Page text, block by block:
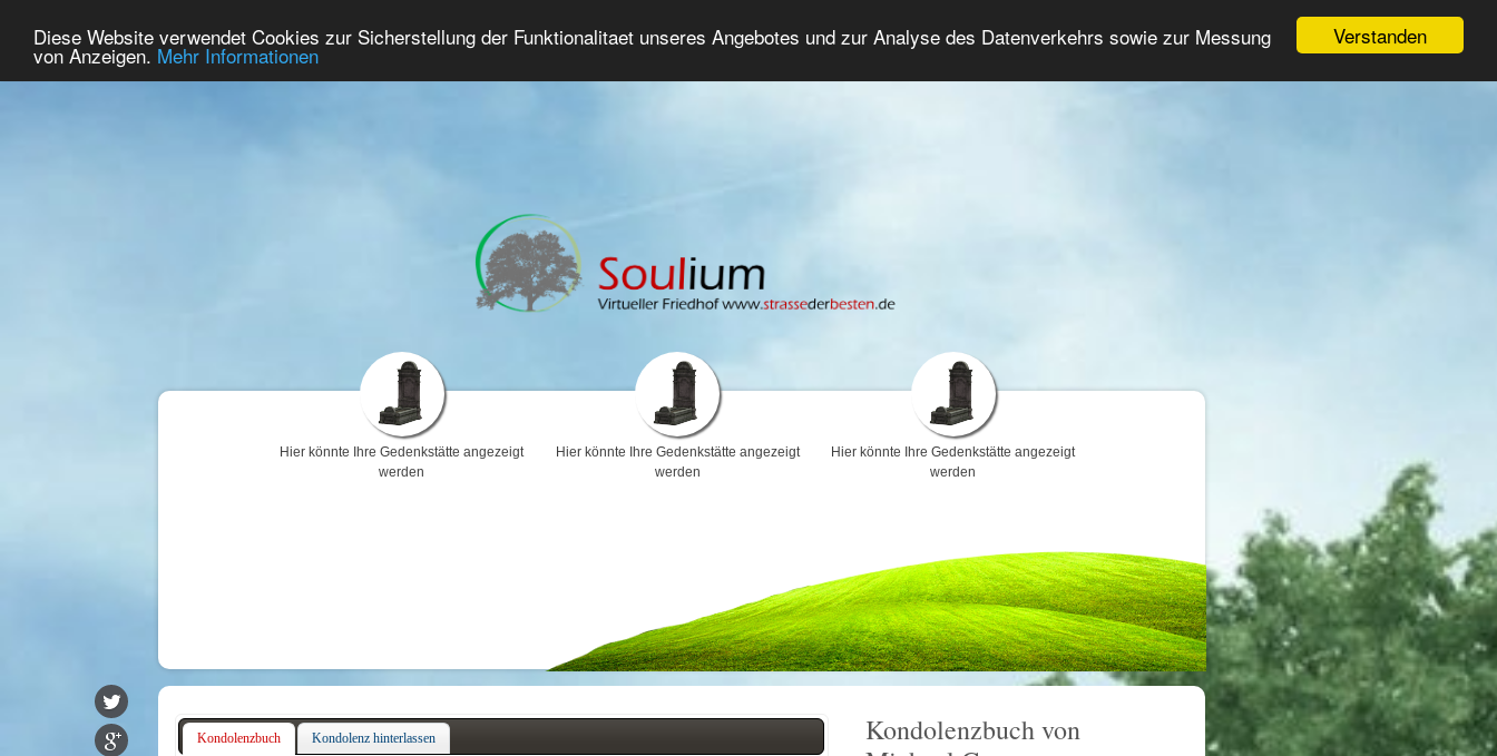
Verstanden
Diese Website verwendet Cookies zur Sicherstellung der Funktionalitaet unseres Angebotes und zur Analyse des Datenverkehrs sowie zur Messung
von Anzeigen. Mehr Informationen
Home Premium Gedenken Trauerforum Erweiterte Suche Anmelden
Hier könnte Ihre Gedenkstätte angezeigt
werden
Hier könnte Ihre Gedenkstätte angezeigt
werden
Hier könnte Ihre Gedenkstätte angezeigt
werden
Kondolenzbuch Kondolenz hinterlassen
Kondolenzbuch von